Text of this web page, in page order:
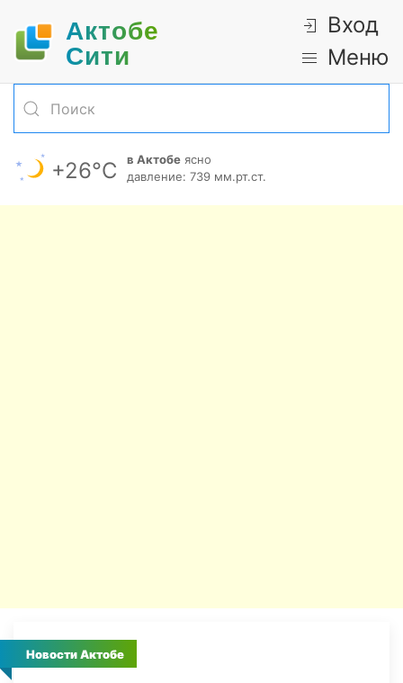
Актобе
Cити
Вход
Меню
+26°С в Актобе ясно
давление: 739 мм.рт.ст.
Новости Актобе